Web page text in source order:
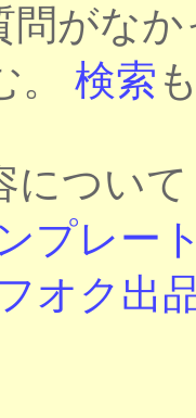
問がな
。 検索
につい
プレー
オク出